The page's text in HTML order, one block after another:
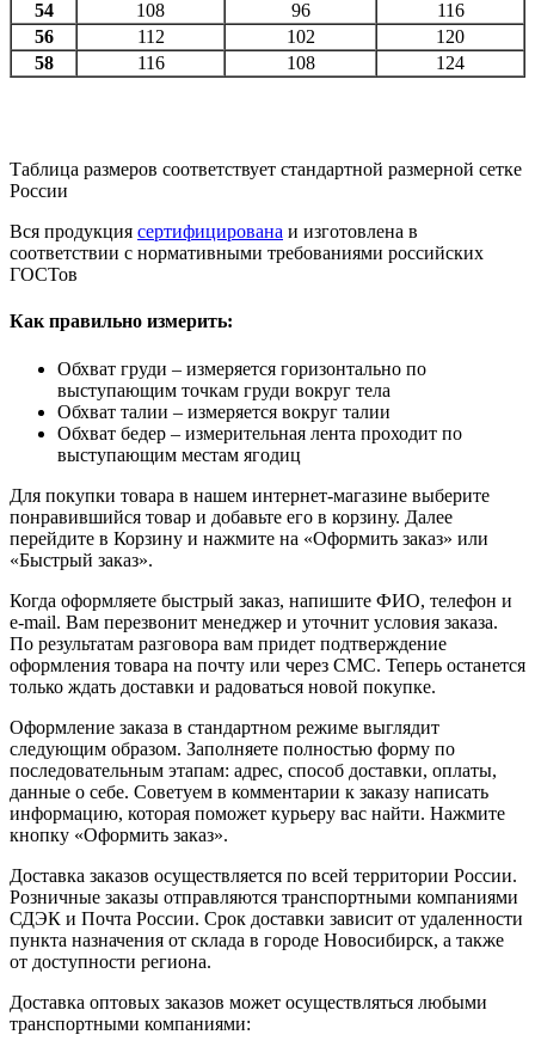
54 108 96
116
56
112 102
120
58
116 108 124
Таблица размеров соответствует стандартной размерной сетке
России
Вся продукция сертифицирована и изготовлена в
соответствии с нормативными требованиями российских
ГОСТов
Как правильно измерить:
Обхват груди – измеряется горизонтально по
выступающим точкам груди вокруг тела
Обхват талии – измеряется вокруг талии
Обхват бедер – измерительная лента проходит по
выступающим местам ягодиц
Для покупки товара в нашем интернет-магазине выберите
понравившийся товар и добавьте его в корзину. Далее
перейдите в Корзину и нажмите на «Оформить заказ» или
«Быстрый заказ».
Когда оформляете быстрый заказ, напишите ФИО, телефон и
e-mail. Вам перезвонит менеджер и уточнит условия заказа.
По результатам разговора вам придет подтверждение
оформления товара на почту или через СМС. Теперь останется
только ждать доставки и радоваться новой покупке.
Оформление заказа в стандартном режиме выглядит
следующим образом. Заполняете полностью форму по
последовательным этапам: адрес, способ доставки, оплаты,
данные о себе. Советуем в комментарии к заказу написать
информацию, которая поможет курьеру вас найти. Нажмите
кнопку «Оформить заказ».
Доставка заказов осуществляется по всей территории России.
Розничные заказы отправляются транспортными компаниями
СДЭК и Почта России. Срок доставки зависит от удаленности
пункта назначения от склада в городе Новосибирск, а также
от доступности региона.
Доставка оптовых заказов может осуществляться любыми
транспортными компаниями: